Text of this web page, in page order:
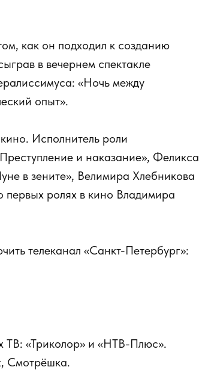
как он подходил к созданию
в вечернем спектакле
«Ночь между
опыт».
Исполнитель роли
и наказание», Феликса
в зените», Велимира Хлебникова
ролях в кино Владимира
телеканал «Санкт-Петербург»:
ТВ: «Триколор» и «НТВ-Плюс».
Смотрëшка.